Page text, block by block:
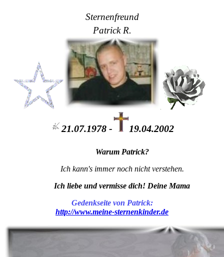
Sternenfreund
Patrick R.
21.07.1978 - 19.04.2002
Warum Patrick?
Ich kann's immer noch nicht verstehen.
Ich liebe und vermisse dich! Deine Mama
Gedenkseite von Patrick:
http://www.meine-sternenkinder.de